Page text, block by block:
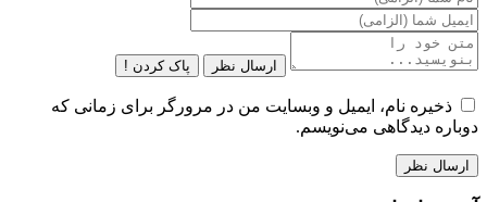
ارسال نظر پاک کردن !
ذخیره نام، ایمیل و وبسایت من در مرورگر برای زمانی که
دوباره دیدگاهی می‌نویسم.